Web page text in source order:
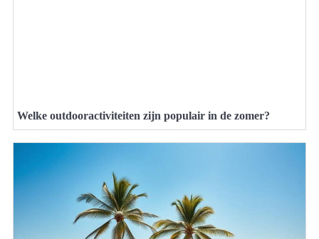
Welke outdooractiviteiten zijn populair in de zomer?